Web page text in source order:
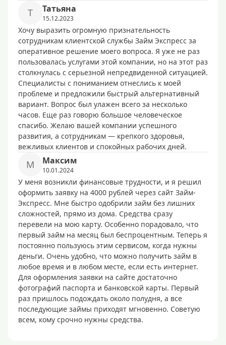
Т Татьяна
15.12.2023
Хочу выразить огромную признательность
сотрудникам клиентской службы Займ Экспресс за
оперативное решение моего вопроса. Я уже не раз
пользовалась услугами этой компании, но на этот раз
столкнулась с серьезной непредвиденной ситуацией.
Специалисты с пониманием отнеслись к моей
проблеме и предложили быстрый альтернативный
вариант. Вопрос был улажен всего за несколько
часов. Еще раз говорю большое человеческое
спасибо. Желаю вашей компании успешного
развития, а сотрудникам — крепкого здоровья,
вежливых клиентов и спокойных рабочих дней.
М Максим
10.01.2024
У меня возникли финансовые трудности, и я решил
оформить заявку на 4000 рублей через сайт Займ-
Экспресс. Мне быстро одобрили займ без лишних
сложностей, прямо из дома. Средства сразу
перевели на мою карту. Особенно порадовало, что
первый займ на месяц был беспроцентным. Теперь я
постоянно пользуюсь этим сервисом, когда нужны
деньги. Очень удобно, что можно получить займ в
любое время и в любом месте, если есть интернет.
Для оформления заявки на сайте достаточно
фотографий паспорта и банковской карты. Первый
раз пришлось подождать около полудня, а все
последующие займы приходят мгновенно. Советую
всем, кому срочно нужны средства.